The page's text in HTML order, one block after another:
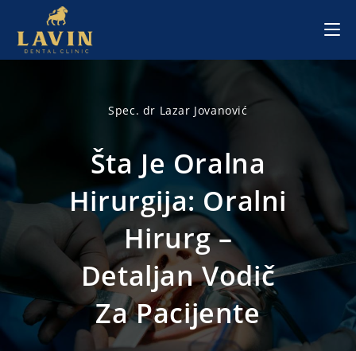
content
Spec. dr Lazar Jovanović
Šta Je Oralna
Hirurgija: Oralni
Hirurg –
Detaljan Vodič
Za Pacijente